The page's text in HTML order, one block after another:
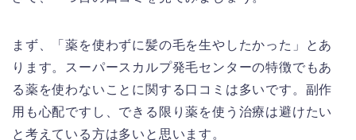
まず、「薬を使わずに髪の毛を生やしたかった」とあ
ります。スーパースカルプ発毛センターの特徴でもあ
る薬を使わないことに関する口コミは多いです。副作
用も心配ですし、できる限り薬を使う治療は避けたい
と考えている方は多いと思います。